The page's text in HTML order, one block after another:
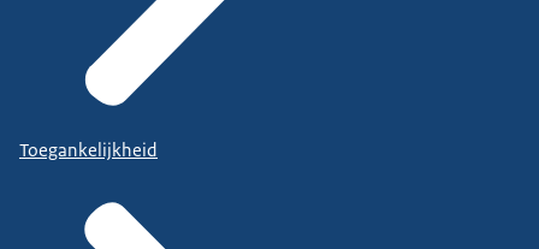
Toegankelijkheid